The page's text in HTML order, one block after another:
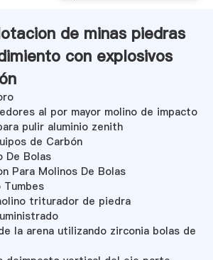
de minas piedras
con explosivos
al por mayor molino de impacto
pulir aluminio zenith
de Carbón
De Bolas
Para Molinos De Bolas
Tumbes
triturador de piedra
la arena utilizando zirconia bolas de